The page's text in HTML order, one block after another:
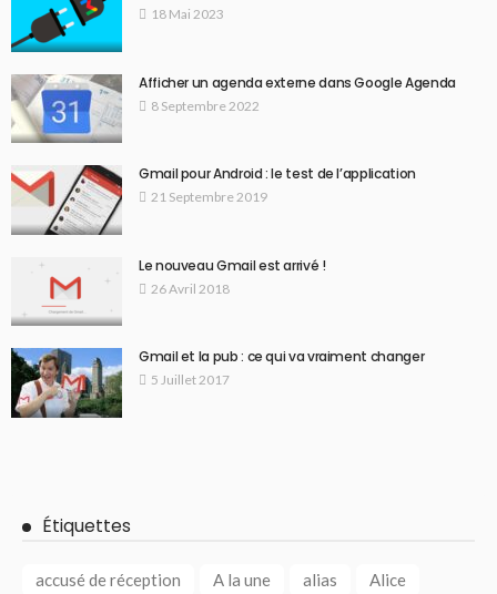
18 Mai 2023
Afficher un agenda externe dans Google Agenda
8 Septembre 2022
Gmail pour Android : le test de l’application
21 Septembre 2019
Le nouveau Gmail est arrivé !
26 Avril 2018
Gmail et la pub : ce qui va vraiment changer
5 Juillet 2017
Étiquettes
accusé de réception A la une alias
Alice